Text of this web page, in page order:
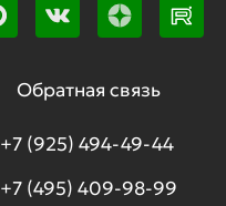
Обратная связь
+7 (925) 494-49-44
+7 (495) 409-98-99